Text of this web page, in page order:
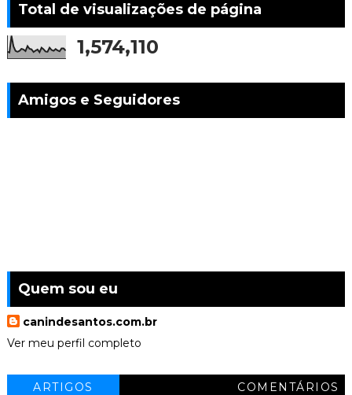
Total de visualizações de página
1,574,110
Amigos e Seguidores
Quem sou eu
canindesantos.com.br
Ver meu perfil completo
ARTIGOS COMENTÁRIOS